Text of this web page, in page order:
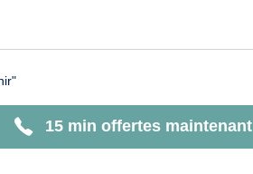
15 min offertes maintenant